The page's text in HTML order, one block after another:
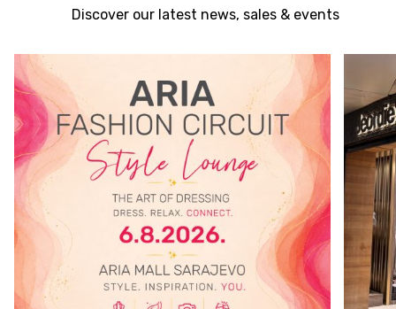
Discover our latest news, sales & events